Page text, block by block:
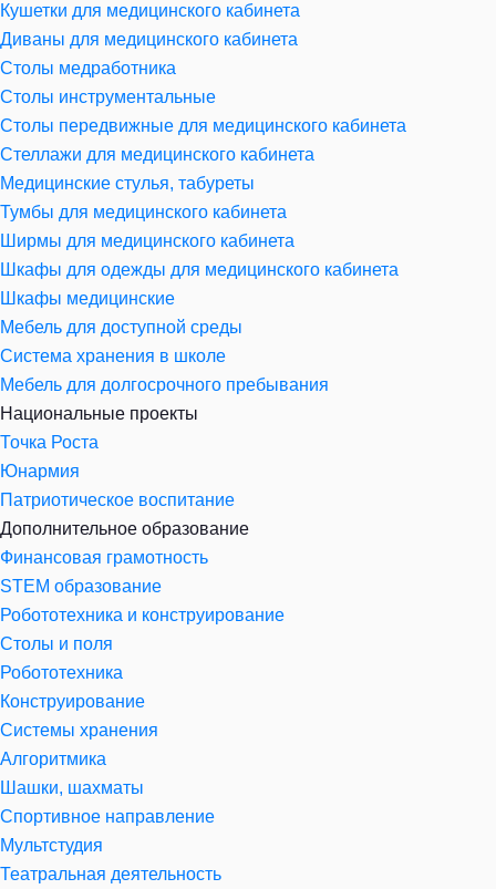
Кушетки для медицинского кабинета
Диваны для медицинского кабинета
Столы медработника
Столы инструментальные
Столы передвижные для медицинского кабинета
Стеллажи для медицинского кабинета
Медицинские стулья, табуреты
Тумбы для медицинского кабинета
Ширмы для медицинского кабинета
Шкафы для одежды для медицинского кабинета
Шкафы медицинские
Мебель для доступной среды
Система хранения в школе
Мебель для долгосрочного пребывания
Национальные проекты
Точка Роста
Юнармия
Патриотическое воспитание
Дополнительное образование
Финансовая грамотность
STEM образование
Робототехника и конструирование
Столы и поля
Робототехника
Конструирование
Системы хранения
Алгоритмика
Шашки, шахматы
Спортивное направление
Мультстудия
Театральная деятельность